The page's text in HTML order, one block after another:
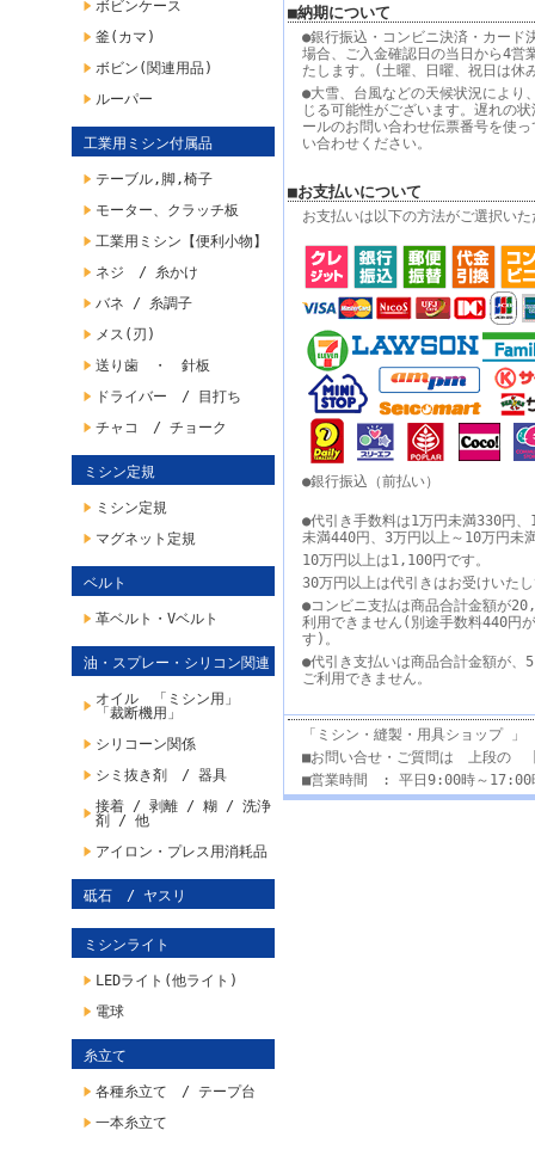
ボビンケース
釜(カマ)
ボビン(関連用品)
ルーパー
工業用ミシン付属品
テーブル,脚,椅子
モーター、クラッチ板
工業用ミシン【便利小物】
ネジ / 糸かけ
バネ / 糸調子
メス(刃)
送り歯 ・ 針板
ドライバー / 目打ち
チャコ / チョーク
ミシン定規
ミシン定規
マグネット定規
ベルト
革ベルト・Vベルト
油・スプレー・シリコン関連
オイル 「ミシン用」
「裁断機用」
シリコーン関係
シミ抜き剤 / 器具
接着 / 剥離 / 糊 / 洗浄
剤 / 他
アイロン・プレス用消耗品
砥石 / ヤスリ
ミシンライト
LEDライト(他ライト)
電球
糸立て
各種糸立て / テープ台
一本糸立て
■納期について
●銀行振込・コンビニ決済・カード
場合、ご入金確認日の当日から4営
たします。(土曜、日曜、祝日は休
●大雪、台風などの天候状況により
じる可能性がございます。遅れの
ールのお問い合わせ伝票番号を使
い合わせください。
■お支払いについて
お支払いは以下の方法がご選択い
●銀行振込（前払い）
●代引き手数料は1万円未満330円
未満440円、3万円以上～10万円未
10万円以上は1,100円です。
30万円以上は代引きはお受けいた
●コンビニ支払は商品合計金額が
利用できません(別途手数料440円
す)。
●代引き支払いは商品合計金額が、
ご利用できません。
「ミシン・縫製・用具ショップ 」
■お問い合せ・ご質問は 上段の
■営業時間 : 平日9:00時～17:00